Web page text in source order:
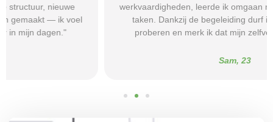
werkvaardigheden, leerde ik omgaan met routines en kleine
taken. Dankzij de begeleiding durf ik nu sollicitaties te
proberen en merk ik dat mijn zelfvertrouwen groeit."